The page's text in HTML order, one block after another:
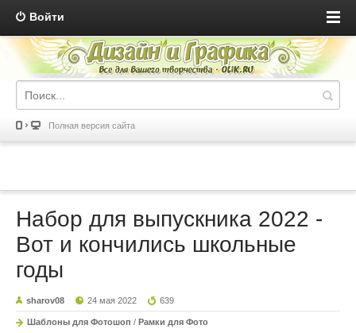
Войти
Полная версия сайта
Набор для выпускника 2022 -
Вот и кончились школьные
годы
sharov08 24 мая 2022 639
Шаблоны для Фотошоп / Рамки для Фото